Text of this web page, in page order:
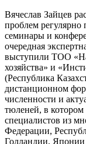
Вячеслав Зайцев
проблем регулярно
семинары и
очередная
выступили ТОО
хозяйства» и
(Республика
дистанционном
численности и
тюленей, в
специалистов из
Федерации,
Голландии,